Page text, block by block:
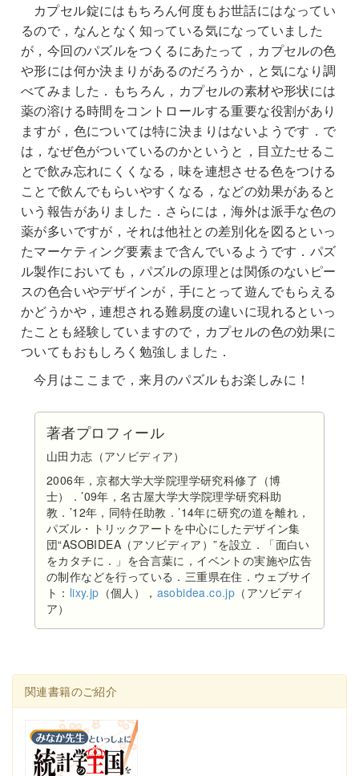
カプセル錠にはもちろん何度もお世話にはなってい
るので，なんとなく知っている気になっていました
が，今回のパズルをつくるにあたって，カプセルの色
や形には何か決まりがあるのだろうか，と気になり調
べてみました．もちろん，カプセルの素材や形状には
薬の溶ける時間をコントロールする重要な役割があり
ますが，色については特に決まりはないようです．で
は，なぜ色がついているのかというと，目立たせるこ
とで飲み忘れにくくなる，味を連想させる色をつける
ことで飲んでもらいやすくなる，などの効果があると
いう報告がありました．さらには，海外は派手な色の
薬が多いですが，それは他社との差別化を図るといっ
たマーケティング要素まで含んでいるようです．パズ
ル製作においても，パズルの原理とは関係のないピー
スの色合いやデザインが，手にとって遊んでもらえる
かどうかや，連想される難易度の違いに現れるといっ
たことも経験していますので，カプセルの色の効果に
ついてもおもしろく勉強しました．
今月はここまで，来月のパズルもお楽しみに！
著者プロフィール
山田力志（アソビディア）
2006年，京都大学大学院理学研究科修了（博
士）．’09年，名古屋大学大学院理学研究科助
教．’12年，同特任助教．’14年に研究の道を離れ，
パズル・トリックアートを中心にしたデザイン集
団“ASOBIDEA（アソビディア）”を設立．「面白い
をカタチに．」を合言葉に，イベントの実施や広告
の制作などを行っている．三重県在住．ウェブサイ
ト： lixy.jp （個人）， asobidea.co.jp （アソビディ
ア）
関連書籍のご紹介